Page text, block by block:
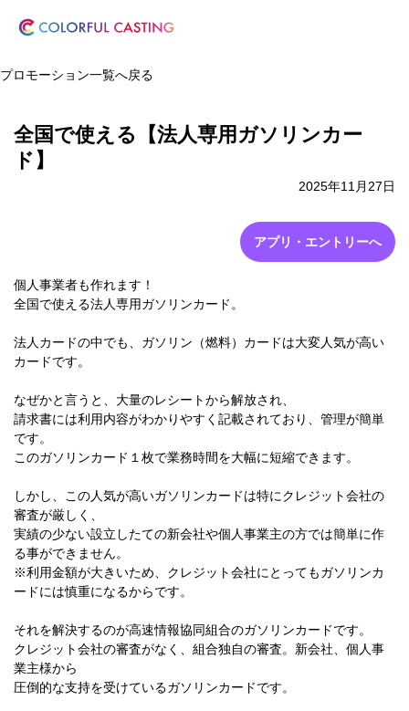
プロモーション一覧へ戻る
全国で使える【法人専用ガソリンカー
ド】
2025年11月27日
アプリ・エントリーへ
個人事業者も作れます！
全国で使える法人専用ガソリンカード。
法人カードの中でも、ガソリン（燃料）カードは大変人気が高い
カードです。
なぜかと言うと、大量のレシートから解放され、
請求書には利用内容がわかりやすく記載されており、管理が簡単
です。
このガソリンカード１枚で業務時間を大幅に短縮できます。
しかし、この人気が高いガソリンカードは特にクレジット会社の
審査が厳しく、
実績の少ない設立したての新会社や個人事業主の方では簡単に作
る事ができません。
※利用金額が大きいため、クレジット会社にとってもガソリンカ
ードには慎重になるからです。
それを解決するのが高速情報協同組合のガソリンカードです。
クレジット会社の審査がなく、組合独自の審査。新会社、個人事
業主様から
圧倒的な支持を受けているガソリンカードです。